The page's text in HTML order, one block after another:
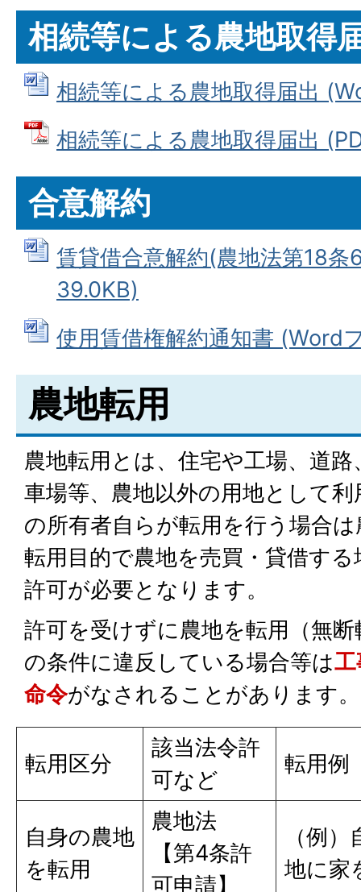
相続等による農地取得
相続等による農地取得届出
相続等による農地取得届出
合意解約
賃貸借合意解約(農地法第18
39.0KB)
使用賃借権解約通知書 (Word
農地転用
農地転用とは、住宅や工場、道
車場等、農地以外の用地として
の所有者自らが転用を行う場合
転用目的で農地を売買・貸借す
許可が必要となります。
許可を受けずに農地を転用（無
の条件に違反している場合等は
命令がなされることがあります。
転用区分
該当法令許
可など
転用例
自身の農地
を転用
農地法
【第4条許
可申請】
（例
地に家